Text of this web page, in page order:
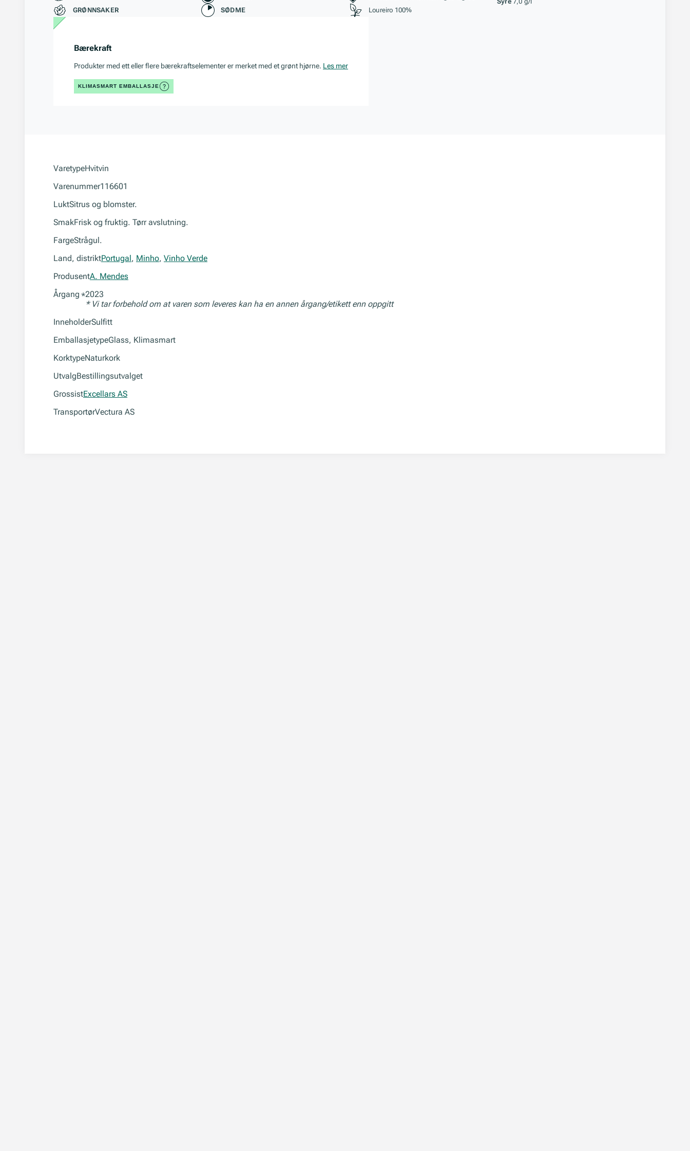
GRØNNSAKER
SØDME
Loureiro 100%
Bærekraft
Produkter med ett eller flere bærekraftselementer er merket med et grønt hjørne. Les mer
KLIMASMART EMBALLASJE
VaretypeHvitvin
Varenummer116601
LuktSitrus og blomster.
SmakFrisk og fruktig. Tørr avslutning.
FargeStrågul.
Land, distriktPortugal, Minho, Vinho Verde
ProdusentA. Mendes
Årgang *2023
* Vi tar forbehold om at varen som leveres kan ha en annen årgang/etikett enn oppgitt
InneholderSulfitt
EmballasjetypeGlass, Klimasmart
KorktypeNaturkork
UtvalgBestillingsutvalget
GrossistExcellars AS
TransportørVectura AS